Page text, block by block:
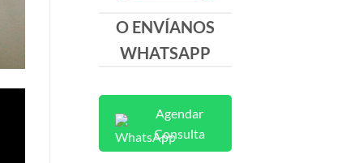
O ENVÍANOS
WHATSAPP
Agendar
Consulta